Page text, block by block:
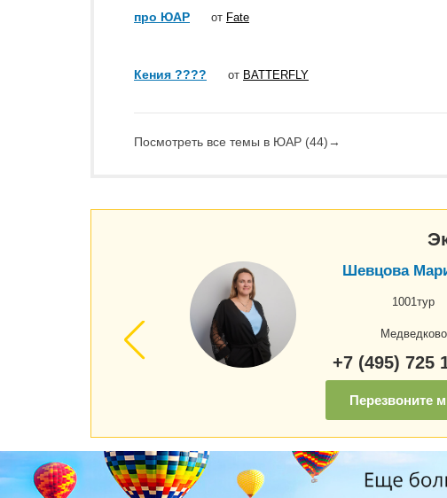
про ЮАР от Fate
Кения ???? от BATTERFLY
Посмотреть все темы в ЮАР (44)→
Шевцова
1001тур
Медведково
+7 (495) 725
Перезвоните